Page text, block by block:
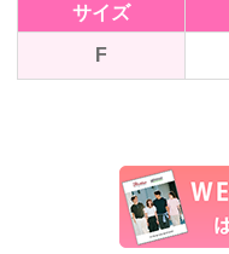
サイズ
F